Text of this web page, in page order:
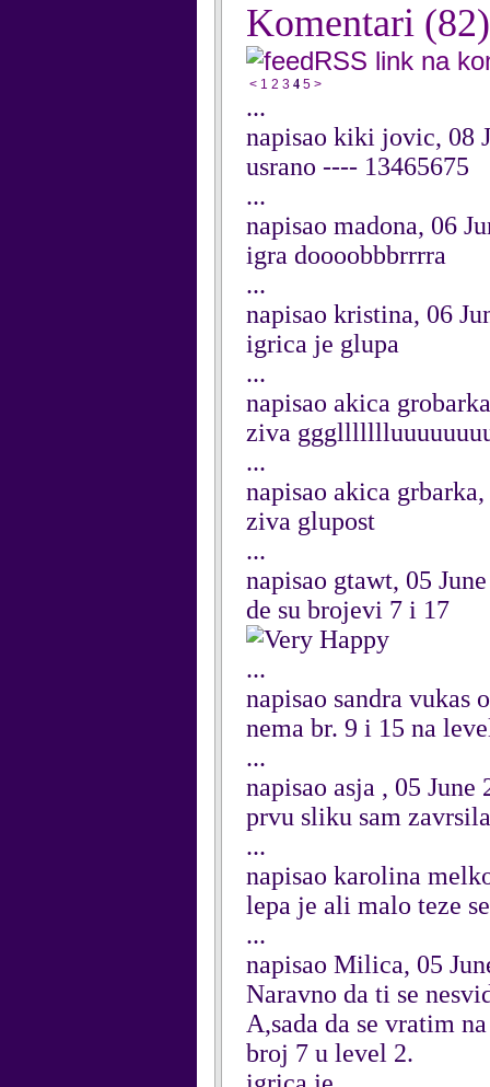
Komentari (82)
RSS link na
< 1 2 3 4 5 >
...
napisao kiki jovic, 08
usrano ---- 13465675
...
napisao madona, 06
igra doooobbbrrrra
...
napisao kristina, 06
igrica je glupa
...
napisao akica
ziva
...
napisao akica
ziva glupost
...
napisao gtawt, 05
de su brojevi 7 i 17
...
napisao sandra vukas
nema br. 9 i 15 na
...
napisao asja , 05 June
prvu sliku sam
...
napisao karolina
lepa je ali malo teze
...
napisao Milica, 05
Naravno da ti se
A,sada da se vratim
broj 7 u level 2.